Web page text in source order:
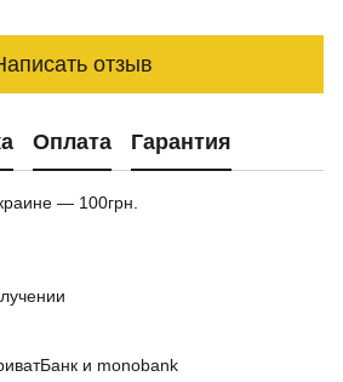
отзыв
Оплата Гарантия
— 100грн.
и monobank